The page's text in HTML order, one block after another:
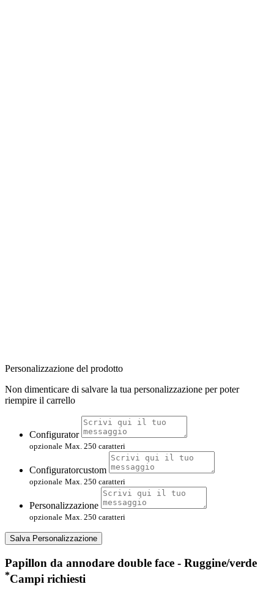
Personalizzazione del prodotto
Non dimenticare di salvare la tua personalizzazione per poter
riempire il carrello
Configurator
opzionale Max. 250 caratteri
Configuratorcustom
opzionale Max. 250 caratteri
Personalizzazione
opzionale Max. 250 caratteri
Salva Personalizzazione
Papillon da annodare double face - Ruggine/verde
*Campi richiesti